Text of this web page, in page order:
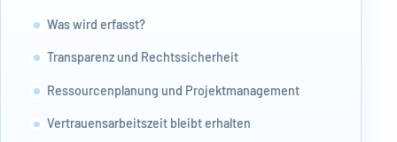
Was wird erfasst?
Transparenz und Rechtssicherheit
Ressourcenplanung und Projektmanagement
Vertrauensarbeitszeit bleibt erhalten